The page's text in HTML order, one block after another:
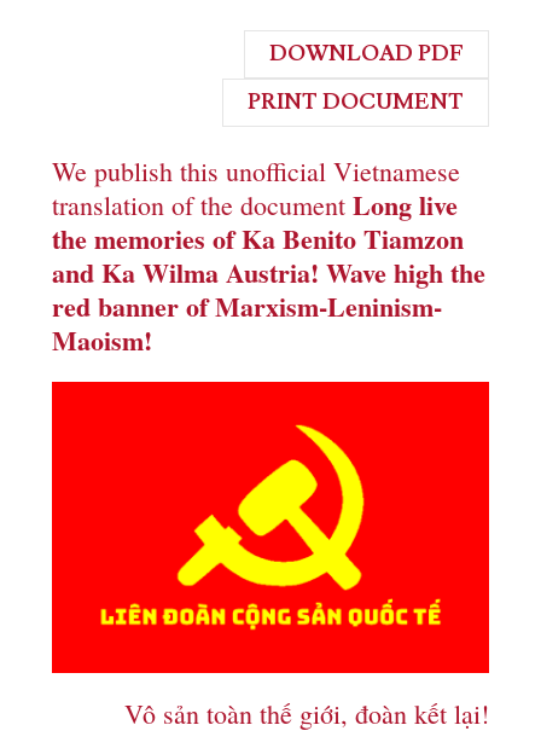
DOWNLOAD PDF
PRINT DOCUMENT
We publish this unofficial Vietnamese
translation of the documentLong live
the memories of Ka Benito Tiamzon
and Ka Wilma Austria! Wave high the
red banner of Marxism-Leninism-
Maoism!
Vô sản toàn thế giới, đoàn kết lại!